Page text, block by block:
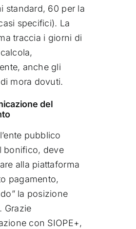
standard, 60 per la
specifici). La
traccia i giorni di
anche gli
mora dovuti.
del
pubblico
bonifico, deve
alla piattaforma
pagamento,
la posizione
Grazie
con SIOPE+,